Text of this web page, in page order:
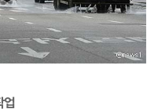
업